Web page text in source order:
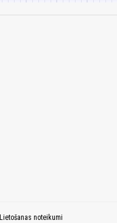
Lietošanas noteikumi